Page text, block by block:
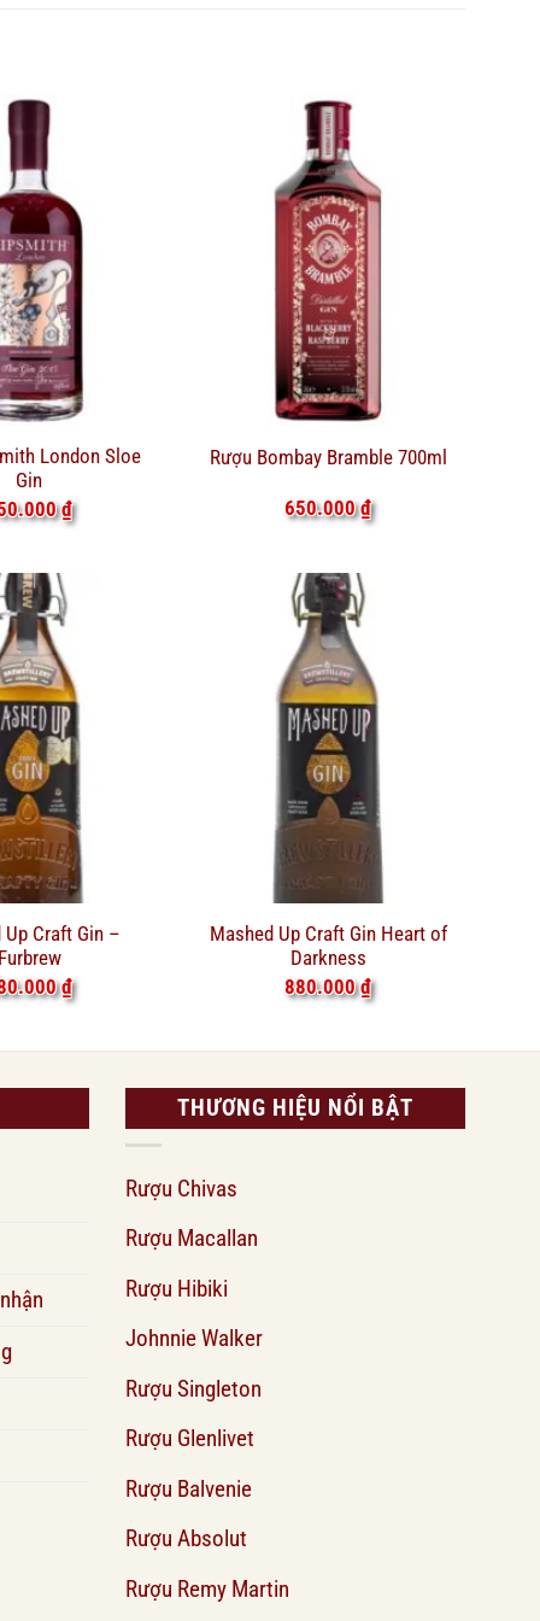
London Sloe
Gin
₫
Rượu Bombay Bramble 700ml
650.000₫
Up Craft Gin –
Furbrew
₫
Mashed Up Craft Gin Heart of
Darkness
880.000₫
THƯƠNG HIỆU NỔI BẬT
Rượu Chivas
Rượu Macallan
Rượu Hibiki
Johnnie Walker
Rượu Singleton
Rượu Glenlivet
Rượu Balvenie
Rượu Absolut
Rượu Remy Martin